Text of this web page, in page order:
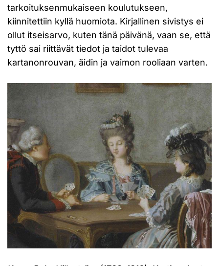
tarkoituksenmukaiseen koulutukseen,
kiinnitettiin kyllä huomiota. Kirjallinen sivistys ei
ollut itseisarvo, kuten tänä päivänä, vaan se, että
tyttö sai riittävät tiedot ja taidot tulevaa
kartanonrouvan, äidin ja vaimon rooliaan varten.